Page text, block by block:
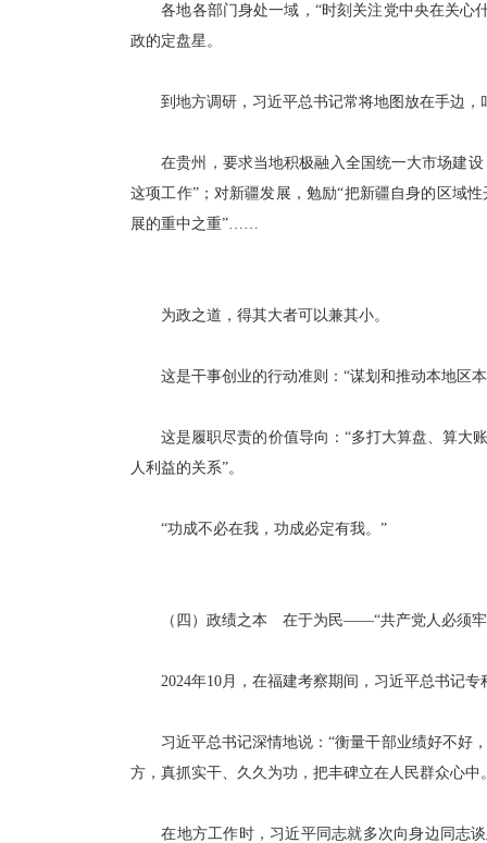
各地各部门身处一域，“时刻关注党中央在关心什
政的定盘星。
到地方调研，习近平总书记常将地图放在手边，
在贵州，要求当地积极融入全国统一大市场建设
这项工作”；对新疆发展，勉励“把新疆自身的区域
展的重中之重”……
为政之道，得其大者可以兼其小。
这是干事创业的行动准则：“谋划和推动本地区本
这是履职尽责的价值导向：“多打大算盘、算大账
人利益的关系”。
“功成不必在我，功成必定有我。”
（四）政绩之本 在于为民——“共产党人必须牢
2024年10月，在福建考察期间，习近平总书记专
习近平总书记深情地说：“衡量干部业绩好不好，
方，真抓实干、久久为功，把丰碑立在人民群众心中
在地方工作时，习近平同志就多次向身边同志谈